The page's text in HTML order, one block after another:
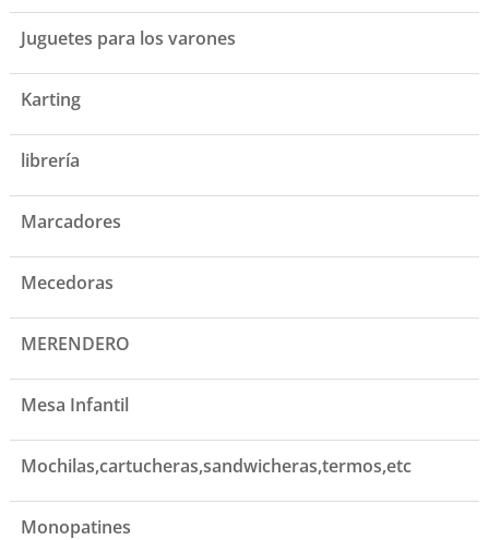
Juguetes para los varones
Karting
librería
Marcadores
Mecedoras
MERENDERO
Mesa Infantil
Mochilas,cartucheras,sandwicheras,termos,etc
Monopatines